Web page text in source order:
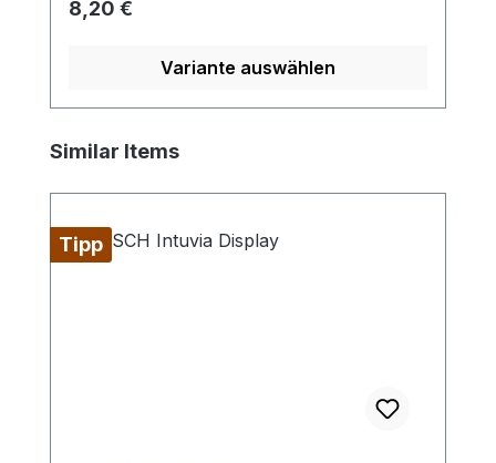
Regulärer Preis:
8,20 €
Variante auswählen
Produktgalerie überspringen
Similar Items
Tipp